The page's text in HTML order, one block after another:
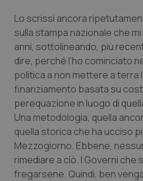
Liguria
Lombardia
Marche
Molise
Piemonte
Disturbi dell’umore
Dolore
Donna & Salute
Epatiti
HIV
Lo scrissi ancora
sulla stampa nazionale che
anni, sottolineando, più
dire, perché l’ho cominciato
politica a non mettere a terra
finanziamento basata su
perequazione in luogo di
Una metodologia, quella
quella storica che ha ucciso
Mezzogiorno. Ebbene,
rimediare a ciò. I Governi
fregarsene. Quindi, ben